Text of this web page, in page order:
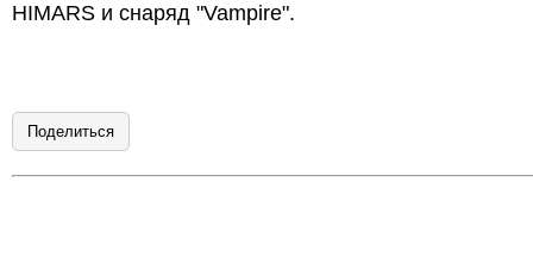
HIMARS и снаряд "Vampire".
Поделиться